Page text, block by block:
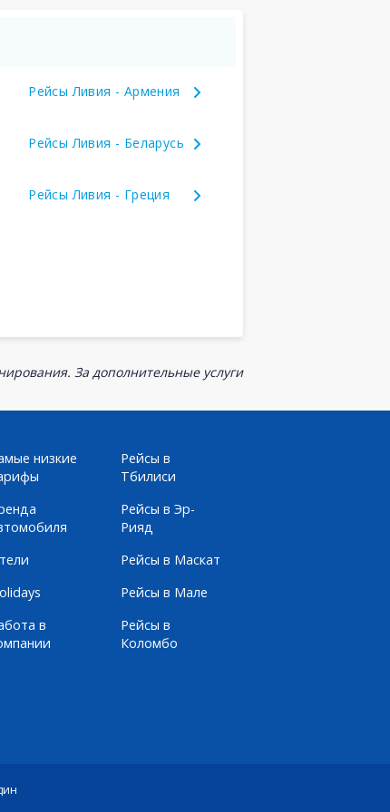
Рейсы Ливия - Армения
Рейсы Ливия - Беларусь
Рейсы Ливия - Греция
За дополнительные услуги
низкие
в
Рейсы в
Тбилиси
Рейсы в Эр-
Рияд
Рейсы в Маскат
Рейсы в Мале
Рейсы в
Коломбо